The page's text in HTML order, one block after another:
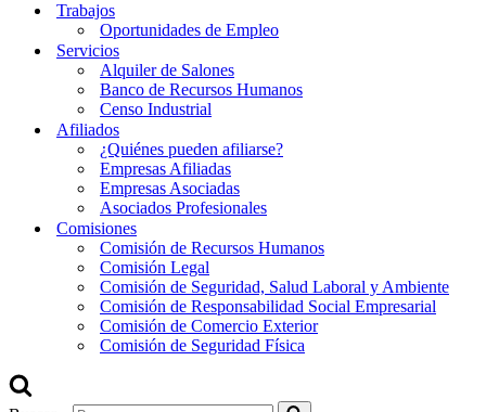
Trabajos
Oportunidades de Empleo
Servicios
Alquiler de Salones
Banco de Recursos Humanos
Censo Industrial
Afiliados
¿Quiénes pueden afiliarse?
Empresas Afiliadas
Empresas Asociadas
Asociados Profesionales
Comisiones
Comisión de Recursos Humanos
Comisión Legal
Comisión de Seguridad, Salud Laboral y Ambiente
Comisión de Responsabilidad Social Empresarial
Comisión de Comercio Exterior
Comisión de Seguridad Física